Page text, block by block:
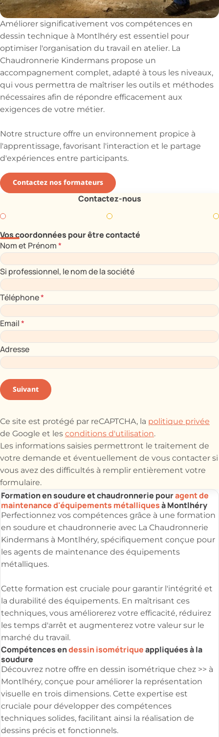
Améliorer significativement vos compétences en
dessin technique à Montlhéry est essentiel pour
optimiser l'organisation du travail en atelier. La
Chaudronnerie Kindermans propose un
accompagnement complet, adapté à tous les niveaux,
qui vous permettra de maîtriser les outils et méthodes
nécessaires afin de répondre efficacement aux
exigences de votre métier.
Notre structure offre un environnement propice à
l'apprentissage, favorisant l'interaction et le partage
d'expériences entre participants.
Contactez nos formateurs
Vos coordonnées pour être contacté
Nom et Prénom*
Si professionnel, le nom de la société
Téléphone*
Email*
Adresse
Suivant
Ce site est protégé par reCAPTCHA, la politique privée
de Google et lesconditions d'utilisation.
Les informations saisies permettront le traitement de
votre demande et éventuellement de vous contacter si
vous avez des difficultés à remplir entièrement votre
formulaire.
Contactez-nous
Formation en soudure et chaudronnerie pouragent de
maintenance d'équipements métalliquesà Montlhéry
Perfectionnez vos compétences grâce à une formation
en soudure et chaudronnerie avec La Chaudronnerie
Kindermans à Montlhéry, spécifiquement conçue pour
les agents de maintenance des équipements
métalliques.
Cette formation est cruciale pour garantir l'intégrité et
la durabilité des équipements. En maîtrisant ces
techniques, vous améliorerez votre efficacité, réduirez
les temps d'arrêt et augmenterez votre valeur sur le
marché du travail.
Compétences endessin isométriqueappliquées à la
soudure
Découvrez notre offre en dessin isométrique chez >> à
Montlhéry, conçue pour améliorer la représentation
visuelle en trois dimensions. Cette expertise est
cruciale pour développer des compétences
techniques solides, facilitant ainsi la réalisation de
dessins précis et fonctionnels.